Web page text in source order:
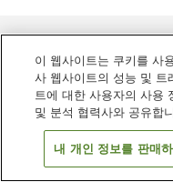
홈 대한민국 경기
이 웹사이트는 쿠키를 사
사 웹사이트의 성능 및 트
트에 대한 사용자의 사용
및 분석 협력사와 공유합
내 개인 정보를 판매